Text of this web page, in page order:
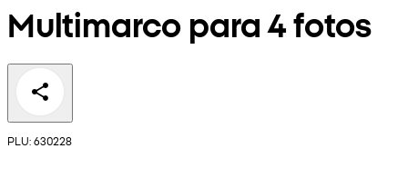
Multimarco para 4 fotos
PLU: 630228